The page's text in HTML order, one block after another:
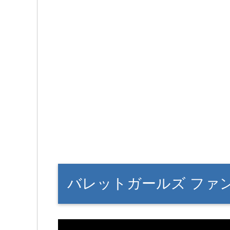
バレットガールズ ファ